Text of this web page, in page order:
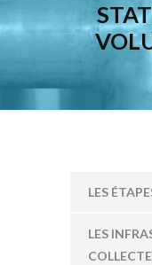
LES
LES